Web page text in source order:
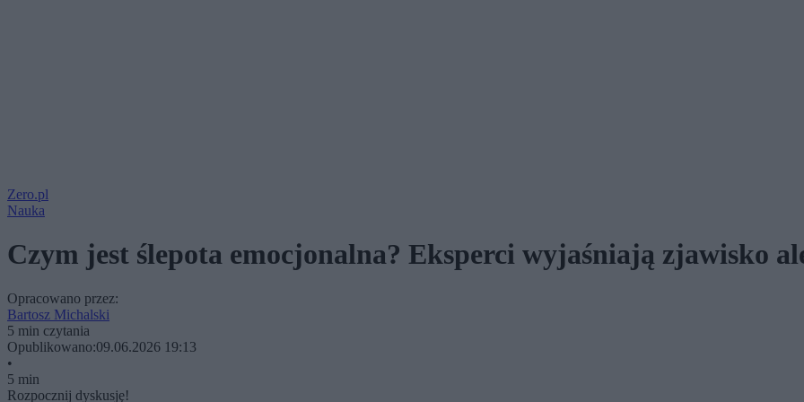
Zero.pl
Nauka
Czym jest ślepota emocjonalna? Eksperci wyjaśniają zjawisko
Opracowano przez:
Bartosz Michalski
5 min czytania
Opublikowano:09.06.2026 19:13
•
5 min
Rozpocznij dyskusję!